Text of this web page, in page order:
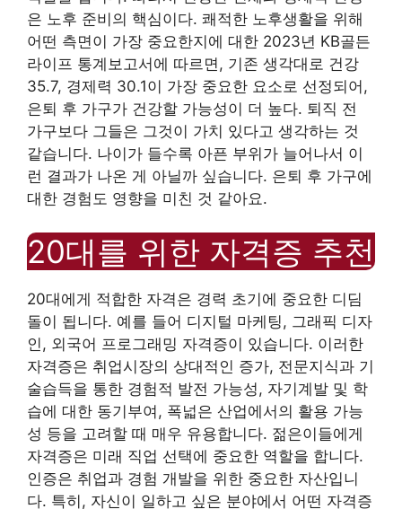
은 노후 준비의 핵심이다. 쾌적한 노후생활을 위해
어떤 측면이 가장 중요한지에 대한 2023년 KB골든
라이프 통계보고서에 따르면, 기존 생각대로 건강
35.7, 경제력 30.1이 가장 중요한 요소로 선정되어,
은퇴 후 가구가 건강할 가능성이 더 높다. 퇴직 전
가구보다 그들은 그것이 가치 있다고 생각하는 것
같습니다. 나이가 들수록 아픈 부위가 늘어나서 이
런 결과가 나온 게 아닐까 싶습니다. 은퇴 후 가구에
대한 경험도 영향을 미친 것 같아요.
20대를 위한 자격증 추천
20대에게 적합한 자격은 경력 초기에 중요한 디딤
돌이 됩니다. 예를 들어 디지털 마케팅, 그래픽 디자
인, 외국어 프로그래밍 자격증이 있습니다. 이러한
자격증은 취업시장의 상대적인 증가, 전문지식과 기
술습득을 통한 경험적 발전 가능성, 자기계발 및 학
습에 대한 동기부여, 폭넓은 산업에서의 활용 가능
성 등을 고려할 때 매우 유용합니다. 젊은이들에게
자격증은 미래 직업 선택에 중요한 역할을 합니다.
인증은 취업과 경험 개발을 위한 중요한 자산입니
다. 특히, 자신이 일하고 싶은 분야에서 어떤 자격증